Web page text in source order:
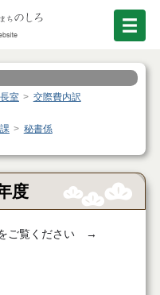
室
交際費内訳
秘書係
度
をご覧ください →